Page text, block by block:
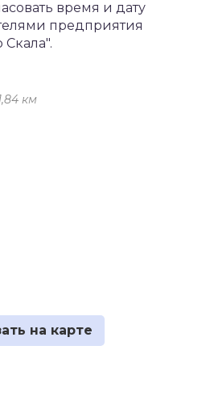
время и дату
предприятия
км